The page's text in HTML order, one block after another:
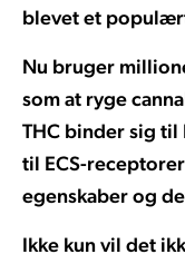
blevet et
Nu bruger
som at ryge
THC binder sig til
til ECS-
egenskaber og
Ikke kun vil det